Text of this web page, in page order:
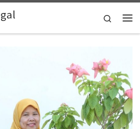
Search